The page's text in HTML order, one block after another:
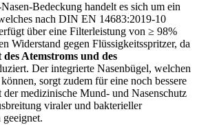
Bedeckung handelt es sich um ein
nach DIN EN 14683:2019-10
über eine Filterleistung von ≥ 98%
Widerstand gegen Flüssigkeitsspritzer, da
Atemstroms und des
Der integrierte Nasenbügel, welchen
sorgt zudem für eine noch bessere
medizinische Mund- und Nasenschutz
viraler und bakterieller